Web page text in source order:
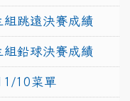
跳遠決賽成績
鉛球決賽成績
10菜單